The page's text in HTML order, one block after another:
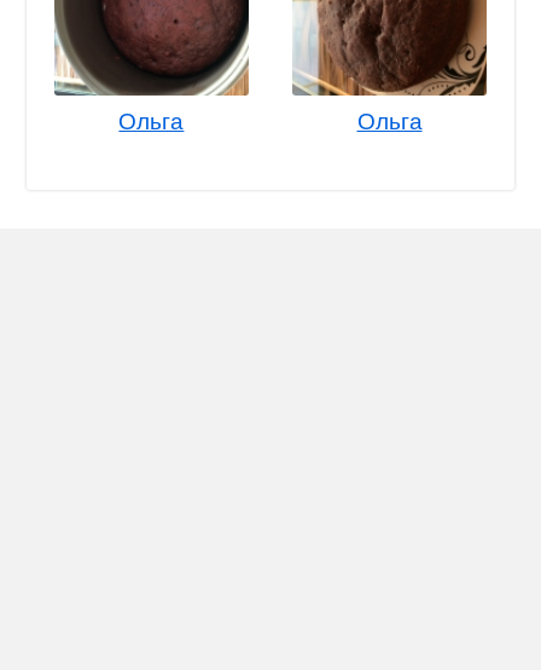
Ольга Ольга